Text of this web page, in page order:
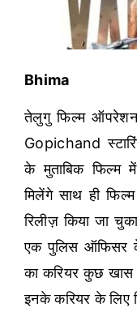
Bhima
तेलुगु फिल्म
Gopichand
के मुताबिक फिल्म
मिलेंगे साथ ही
रिलीज़ किया जा
एक पुलिस ऑफिसर
का करियर कुछ खास
इनके करियर के लिए